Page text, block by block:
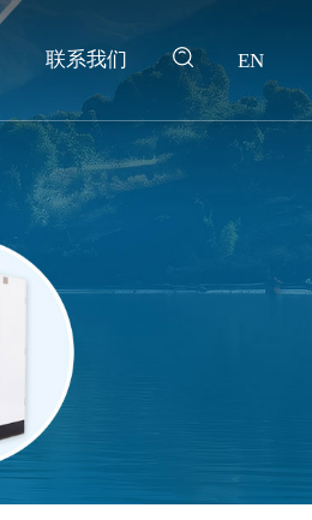
联系我们 EN
产品搜索